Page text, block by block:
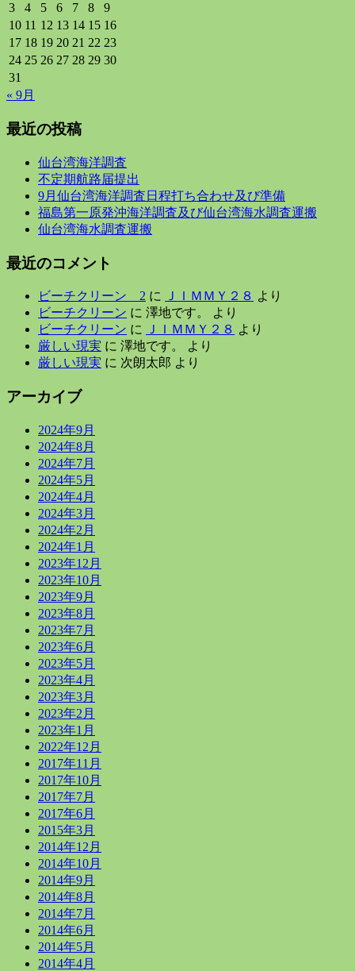
3
4 5 6 7 8
9
10 11 12 13 14 15 16
17 18 19 20 21 22 23
24 25 26 27 28 29 30
31
« 9月
最近の投稿
仙台湾海洋調査
不定期航路届提出
9月仙台湾海洋調査日程打ち合わせ及び準備
福島第一原発沖海洋調査及び仙台湾海水調査運搬
仙台湾海水調査運搬
最近のコメント
ビーチクリーン 2 に ＪＩＭＭＹ２８ より
ビーチクリーン に 澤地です。
より
ビーチクリーン に ＪＩＭＭＹ２８ より
厳しい現実 に 澤地です。
より
厳しい現実 に 次朗太郎 より
アーカイブ
2024年9月
2024年8月
2024年7月
2024年5月
2024年4月
2024年3月
2024年2月
2024年1月
2023年12月
2023年10月
2023年9月
2023年8月
2023年7月
2023年6月
2023年5月
2023年4月
2023年3月
2023年2月
2023年1月
2022年12月
2017年11月
2017年10月
2017年7月
2017年6月
2015年3月
2014年12月
2014年10月
2014年9月
2014年8月
2014年7月
2014年6月
2014年5月
2014年4月